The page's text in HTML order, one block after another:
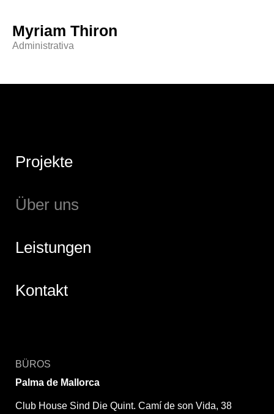
Myriam Thiron
Administrativa
Projekte
Über uns
Leistungen
Kontakt
BÜROS
Palma de Mallorca
Club House Sind Die Quint. Camí de son Vida, 38